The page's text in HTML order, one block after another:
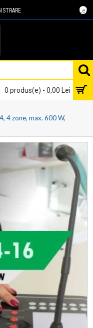
Lei
0 produs(e) - 0,00 Lei
4 zone, max. 600 W,